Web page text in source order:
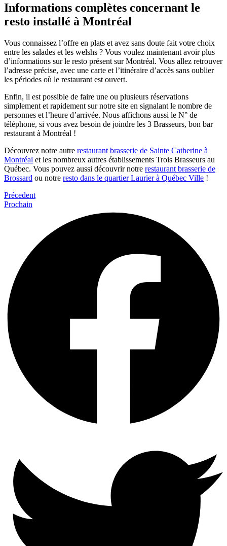
Informations complètes concernant le
resto installé à Montréal
Vous connaissez l’offre en plats et avez sans doute fait votre choix
entre les salades et les welshs ? Vous voulez maintenant avoir plus
d’informations sur le resto présent sur Montréal. Vous allez retrouver
l’adresse précise, avec une carte et l’itinéraire d’accès sans oublier
les périodes où le restaurant est ouvert.
Enfin, il est possible de faire une ou plusieurs réservations
simplement et rapidement sur notre site en signalant le nombre de
personnes et l’heure d’arrivée. Nous affichons aussi le N° de
téléphone, si vous avez besoin de joindre les 3 Brasseurs, bon bar
restaurant à Montréal !
Découvrez notre autre restaurant brasserie de Sainte Catherine à
Montréal et les nombreux autres établissements Trois Brasseurs au
Québec. Vous pouvez aussi découvrir notre restaurant brasserie de
Brossard ou notre resto dans le quartier Laurier à Québec Ville !
Précedent
Prochain